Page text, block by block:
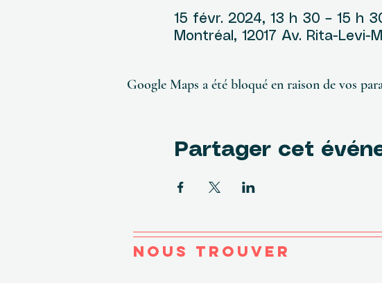
15 févr. 2024, 13 h 30 – 15 h
Montréal, 12017 Av. Rita-Levi-
Google Maps a été bloqué en raison de vos
Partager cet
NOUS TROUVER